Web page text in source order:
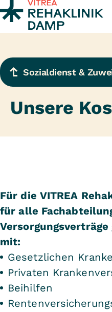
Zum Inhalt springen
Sozialdienst &
Unsere
Für die VITREA
für alle
Versorgungsverträge
mit:
Gesetzlichen
Privaten
Beihilfen